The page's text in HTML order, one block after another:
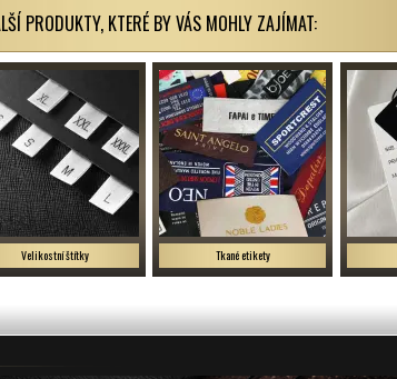
PRODUKTY, KTERÉ BY VÁS MOHLY ZAJÍMAT:
Velikostní štítky Tkané etikety